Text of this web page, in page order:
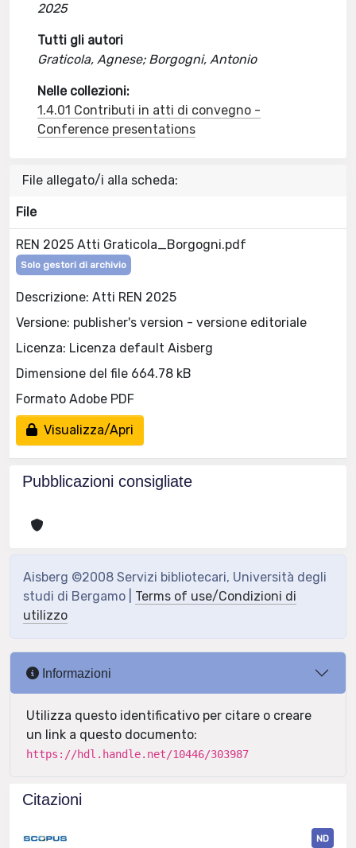
2025
Tutti gli autori
Graticola, Agnese; Borgogni, Antonio
Nelle collezioni:
1.4.01 Contributi in atti di convegno -
Conference presentations
File allegato/i alla scheda:
File
REN 2025 Atti Graticola_Borgogni.pdf
Solo gestori di archivio
Descrizione: Atti REN 2025
Versione: publisher's version - versione editoriale
Licenza: Licenza default Aisberg
Dimensione del file 664.78 kB
Formato Adobe PDF
Visualizza/Apri
Pubblicazioni consigliate
Aisberg ©2008 Servizi bibliotecari, Università degli
studi di Bergamo | Terms of use/Condizioni di
utilizzo
Informazioni
Utilizza questo identificativo per citare o creare
un link a questo documento:
https://hdl.handle.net/10446/303987
Citazioni
ND